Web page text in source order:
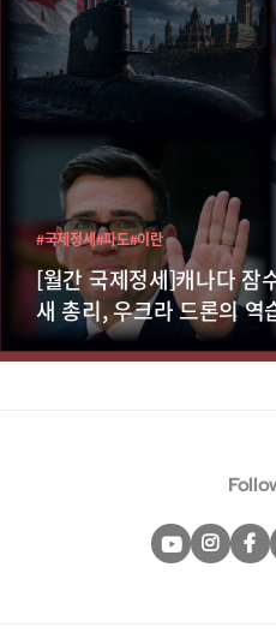
[월간 국제정세]캐나다 잠
새 총리, 우크라 드론의 역
#국제정세#파도#이란